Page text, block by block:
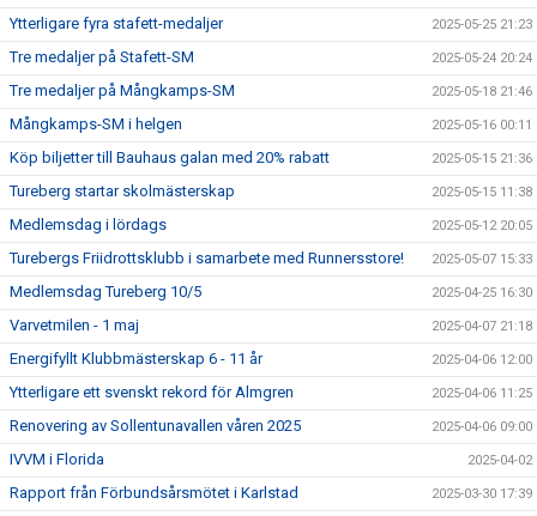
Ytterligare fyra stafett-medaljer 2025-05-25 21:23
Tre medaljer på Stafett-SM 2025-05-24 20:24
Tre medaljer på Mångkamps-SM 2025-05-18 21:46
Mångkamps-SM i helgen 2025-05-16 00:11
Köp biljetter till Bauhaus galan med 20% rabatt 2025-05-15 21:36
Tureberg startar skolmästerskap 2025-05-15 11:38
Medlemsdag i lördags 2025-05-12 20:05
Turebergs Friidrottsklubb i samarbete med Runnersstore! 2025-05-07 15:33
Medlemsdag Tureberg 10/5 2025-04-25 16:30
Varvetmilen - 1 maj 2025-04-07 21:18
Energifyllt Klubbmästerskap 6 - 11 år 2025-04-06 12:00
Ytterligare ett svenskt rekord för Almgren 2025-04-06 11:25
Renovering av Sollentunavallen våren 2025 2025-04-06 09:00
IVVM i Florida 2025-04-02
Rapport från Förbundsårsmötet i Karlstad 2025-03-30 17:39